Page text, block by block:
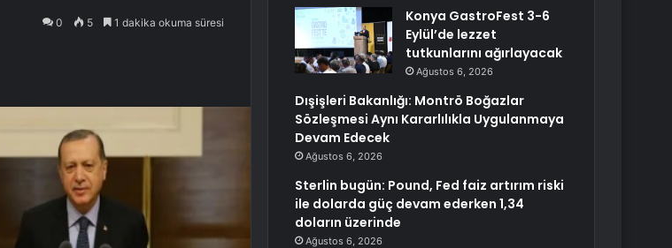
0 5 1 dakika okuma süresi
Konya GastroFest 3-6
Eylül’de lezzet
tutkunlarını ağırlayacak
Ağustos 6, 2026
Dışişleri Bakanlığı: Montrö Boğazlar
Sözleşmesi Aynı Kararlılıkla Uygulanmaya
Devam Edecek
Ağustos 6, 2026
Sterlin bugün: Pound, Fed faiz artırım riski
ile dolarda güç devam ederken 1,34
doların üzerinde
Ağustos 6, 2026